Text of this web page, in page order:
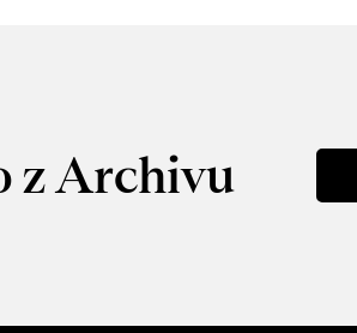
z Archivu